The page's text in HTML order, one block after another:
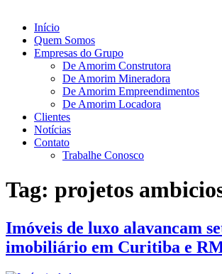
Início
Quem Somos
Empresas do Grupo
De Amorim Construtora
De Amorim Mineradora
De Amorim Empreendimentos
De Amorim Locadora
Clientes
Notícias
Contato
Trabalhe Conosco
Tag: projetos
Imóveis de luxo alavancam
imobiliário em Curitiba e